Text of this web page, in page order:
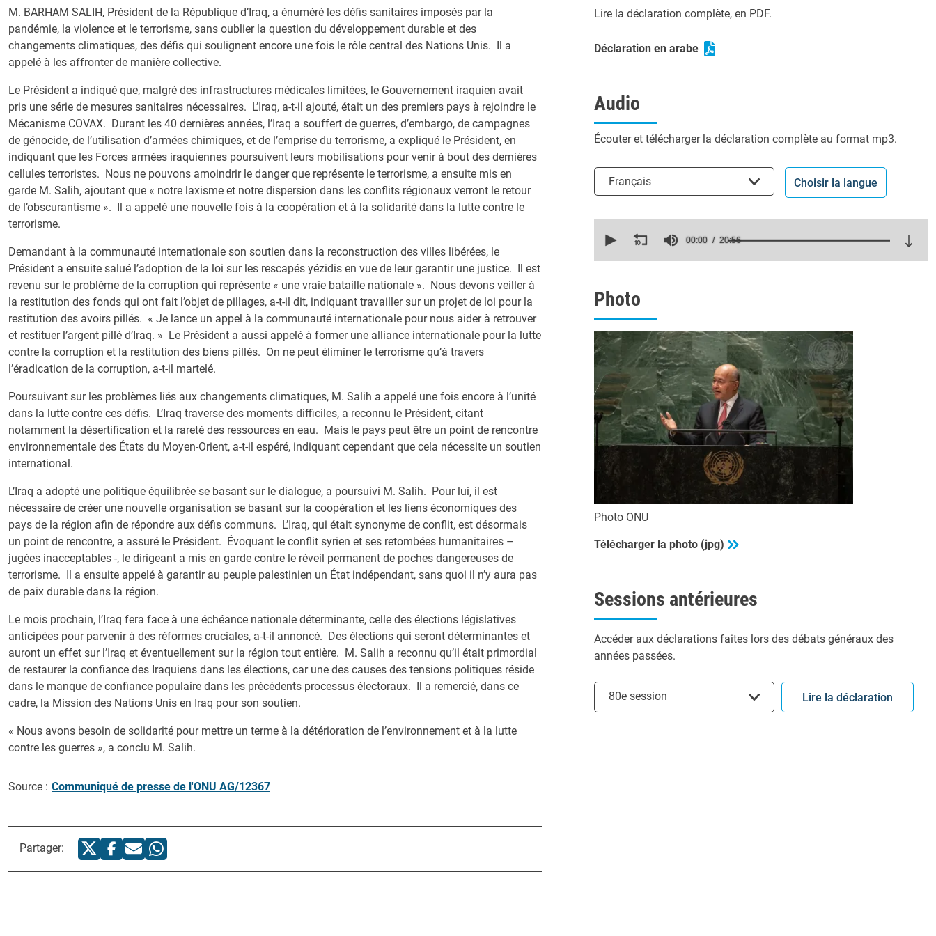
M. BARHAM SALIH, Président de la République d’Iraq, a énuméré les défis sanitaires imposés par la
pandémie, la violence et le terrorisme, sans oublier la question du développement durable et des
changements climatiques, des défis qui soulignent encore une fois le rôle central des Nations Unis. Il a
appelé à les affronter de manière collective.
Le Président a indiqué que, malgré des infrastructures médicales limitées, le Gouvernement iraquien avait
pris une série de mesures sanitaires nécessaires. L’Iraq, a-t-il ajouté, était un des premiers pays à rejoindre le
Mécanisme COVAX. Durant les 40 dernières années, l’Iraq a souffert de guerres, d’embargo, de campagnes
de génocide, de l’utilisation d’armées chimiques, et de l’emprise du terrorisme, a expliqué le Président, en
indiquant que les Forces armées iraquiennes poursuivent leurs mobilisations pour venir à bout des dernières
cellules terroristes. Nous ne pouvons amoindrir le danger que représente le terrorisme, a ensuite mis en
garde M. Salih, ajoutant que « notre laxisme et notre dispersion dans les conflits régionaux verront le retour
de l’obscurantisme ». Il a appelé une nouvelle fois à la coopération et à la solidarité dans la lutte contre le
terrorisme.
Demandant à la communauté internationale son soutien dans la reconstruction des villes libérées, le
Président a ensuite salué l’adoption de la loi sur les rescapés yézidis en vue de leur garantir une justice. Il est
revenu sur le problème de la corruption qui représente « une vraie bataille nationale ». Nous devons veiller à
la restitution des fonds qui ont fait l’objet de pillages, a-t-il dit, indiquant travailler sur un projet de loi pour la
restitution des avoirs pillés. « Je lance un appel à la communauté internationale pour nous aider à retrouver
et restituer l’argent pillé d’Iraq. » Le Président a aussi appelé à former une alliance internationale pour la lutte
contre la corruption et la restitution des biens pillés. On ne peut éliminer le terrorisme qu’à travers
l’éradication de la corruption, a-t-il martelé.
Poursuivant sur les problèmes liés aux changements climatiques, M. Salih a appelé une fois encore à l’unité
dans la lutte contre ces défis. L’Iraq traverse des moments difficiles, a reconnu le Président, citant
notamment la désertification et la rareté des ressources en eau. Mais le pays peut être un point de rencontre
environnementale des États du Moyen-Orient, a-t-il espéré, indiquant cependant que cela nécessite un soutien
international.
L’Iraq a adopté une politique équilibrée se basant sur le dialogue, a poursuivi M. Salih. Pour lui, il est
nécessaire de créer une nouvelle organisation se basant sur la coopération et les liens économiques des
pays de la région afin de répondre aux défis communs. L’Iraq, qui était synonyme de conflit, est désormais
un point de rencontre, a assuré le Président. Évoquant le conflit syrien et ses retombées humanitaires –
jugées inacceptables -, le dirigeant a mis en garde contre le réveil permanent de poches dangereuses de
terrorisme. Il a ensuite appelé à garantir au peuple palestinien un État indépendant, sans quoi il n’y aura pas
de paix durable dans la région.
Le mois prochain, l’Iraq fera face à une échéance nationale déterminante, celle des élections législatives
anticipées pour parvenir à des réformes cruciales, a-t-il annoncé. Des élections qui seront déterminantes et
auront un effet sur l’Iraq et éventuellement sur la région tout entière. M. Salih a reconnu qu’il était primordial
de restaurer la confiance des Iraquiens dans les élections, car une des causes des tensions politiques réside
dans le manque de confiance populaire dans les précédents processus électoraux. Il a remercié, dans ce
cadre, la Mission des Nations Unis en Iraq pour son soutien.
« Nous avons besoin de solidarité pour mettre un terme à la détérioration de l’environnement et à la lutte
contre les guerres », a conclu M. Salih.
Source : Communiqué de presse de l'ONU AG/12367
Partager:
Lire la déclaration complète, en PDF.
Déclaration en arabe
Audio
Écouter et télécharger la déclaration complète au format mp3.
Français Choisir la langue
seconds
seconds
90%
00:00 20:56
Photo
Photo ONU
Télécharger la photo (jpg)
Sessions antérieures
Accéder aux déclarations faites lors des débats généraux des
années passées.
80e session Lire la déclaration